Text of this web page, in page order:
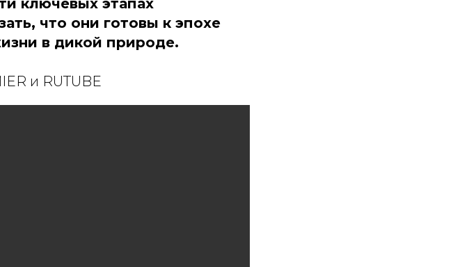
ключевых этапах
что они готовы к эпохе
в дикой природе.
и RUTUBE